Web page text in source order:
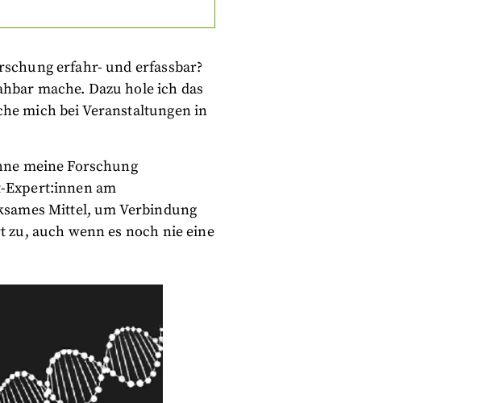
erfahr- und erfassbar?
mache. Dazu hole ich das
mich bei Veranstaltungen in
meine Forschung
Expert:innen am
Mittel, um Verbindung
auch wenn es noch nie eine